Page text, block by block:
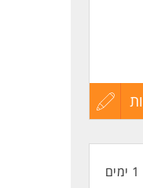
עדכון
1 ימים